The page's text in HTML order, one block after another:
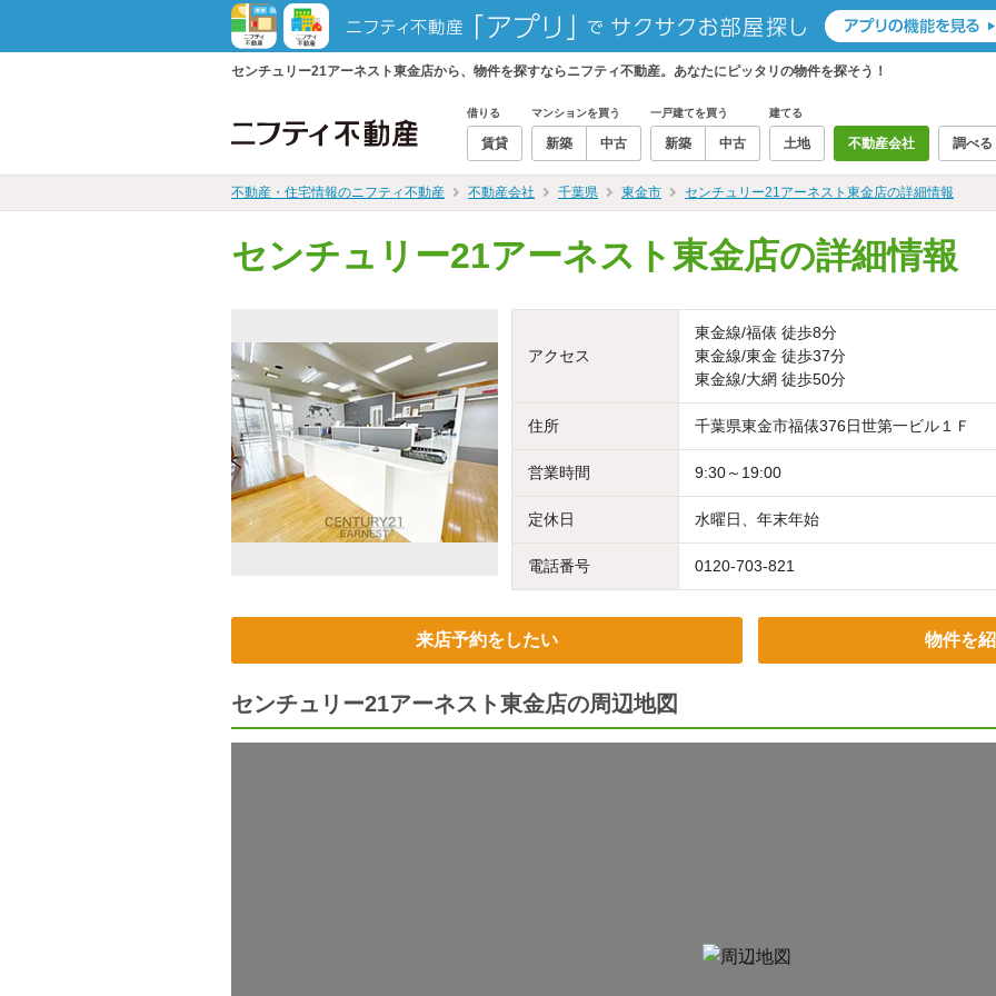
センチュリー21アーネスト東金店から、物件を探すならニフティ不動産。あなたにピッタリの物件を探そう！
借りる
賃貸
マンションを買う
新築 中古
一戸建てを買う
新築 中古
建てる
土地 不動産会社 調べる
不動産・住宅情報のニフティ不動産 不動産会社 千葉県 東金市 センチュリー21アーネスト東金店の詳細情報
センチュリー21アーネスト東金店の詳細情報
アクセス
東金線/福俵 徒歩8分
東金線/東金 徒歩37分
東金線/大網 徒歩50分
住所 千葉県東金市福俵376日世第一ビル１Ｆ
営業時間 9:30～19:00
定休日 水曜日、年末年始
電話番号 0120-703-821
来店予約をしたい 物件を
センチュリー21アーネスト東金店の周辺地図